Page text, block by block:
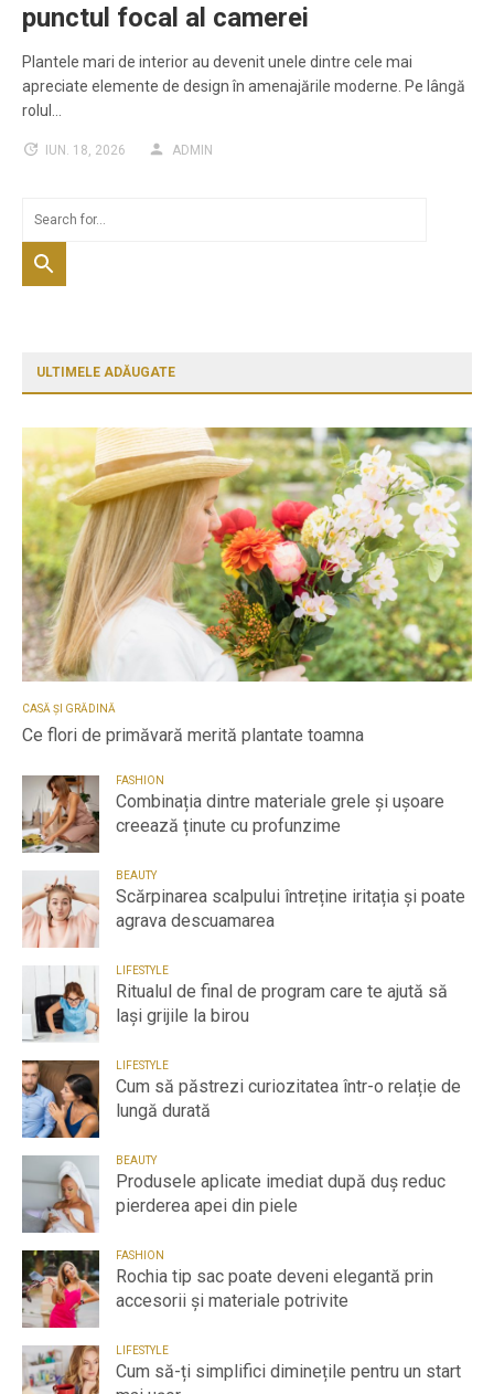
punctul focal al camerei
Plantele mari de interior au devenit unele dintre cele mai
apreciate elemente de design în amenajările moderne. Pe lângă
rolul…
IUN. 18, 2026 ADMIN
ULTIMELE ADĂUGATE
CASĂ ȘI GRĂDINĂ
Ce flori de primăvară merită plantate toamna
FASHION
Combinația dintre materiale grele și ușoare
creează ținute cu profunzime
BEAUTY
Scărpinarea scalpului întreține iritația și poate
agrava descuamarea
LIFESTYLE
Ritualul de final de program care te ajută să
lași grijile la birou
LIFESTYLE
Cum să păstrezi curiozitatea într-o relație de
lungă durată
BEAUTY
Produsele aplicate imediat după duș reduc
pierderea apei din piele
FASHION
Rochia tip sac poate deveni elegantă prin
accesorii și materiale potrivite
LIFESTYLE
Cum să-ți simplifici diminețile pentru un start